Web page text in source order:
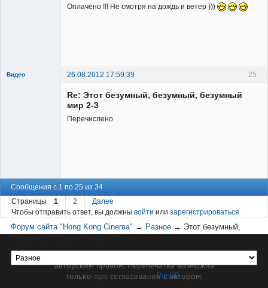
Оплачено !!! Не смотря на дождь и ветер )))
25
Видео 26.08.2012 17:59:39
Re: Этот безумный, безумный, безумный
мир 2-3
Перечислено
Сообщения с 1 по 25 из 34
Страницы
1 2
Далее
Чтобы отправить ответ, вы должны войти или зарегистрироваться
Форум сайта "Hong Kong Cinema" → Разное → Этот безумный,
Форум работает наPunBB
Материал сайта hkcinema.ru защищен
авторским правом. Перепечатка возможна
только при согласовании с автором.